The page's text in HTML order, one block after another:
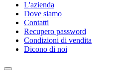
L'azienda
Dove siamo
Contatti
Recupero password
Condizioni di vendita
Dicono di noi